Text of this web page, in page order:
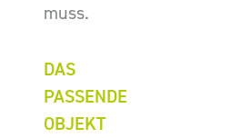
muss.
DAS
PASSENDE
OBJEKT